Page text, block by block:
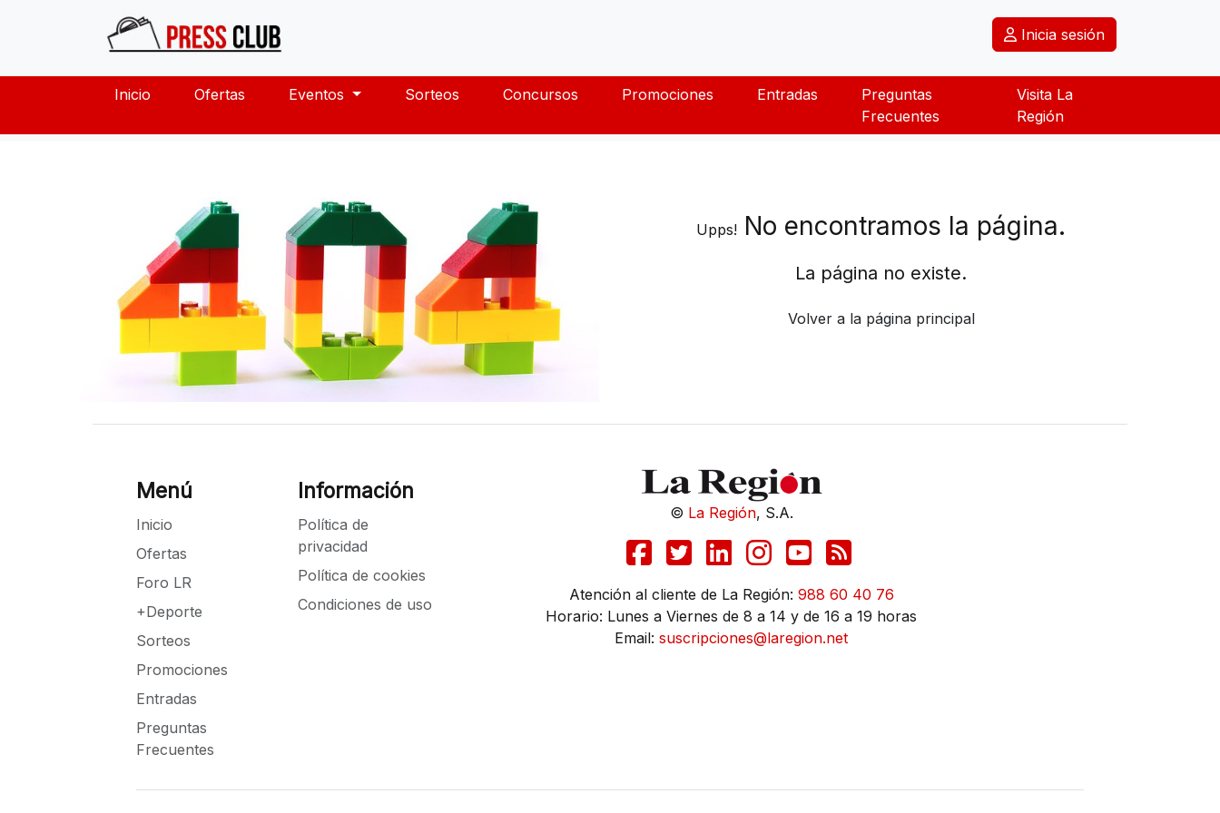
Inicia sesión
Inicio Ofertas Eventos Sorteos Concursos Promociones Entradas
Preguntas
Frecuentes
Visita La
Región
Upps! No encontramos la página.
La página no existe.
Volver a la página principal
Menú
Inicio
Ofertas
Foro LR
+Deporte
Sorteos
Promociones
Entradas
Preguntas
Frecuentes
Información
Política de
privacidad
Política de cookies
Condiciones de uso
© La Región, S.A.
Atención al cliente de La Región: 988 60 40 76
Horario: Lunes a Viernes de 8 a 14 y de 16 a 19 horas
Email: suscripciones@laregion.net